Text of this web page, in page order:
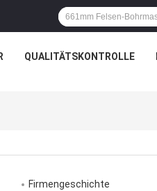
QUALITÄTSKONTROLLE
Firmengeschichte